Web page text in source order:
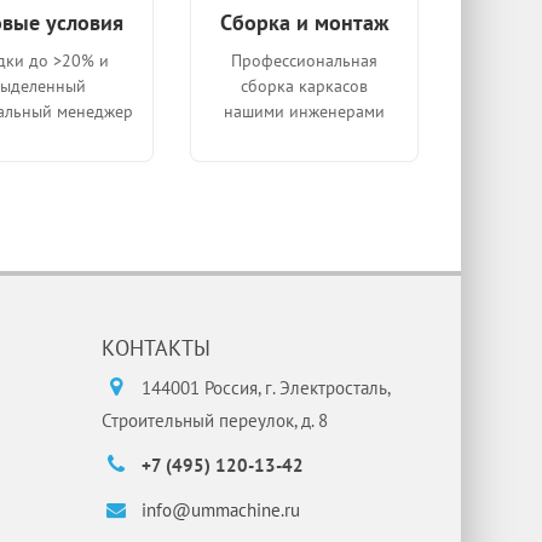
условия
до >20% и
менеджер
Сборка и монтаж
Профессиональная
сборка каркасов
нашими инженерами
КОНТАКТЫ
144001 Россия, г. Электросталь,
Строительный переулок, д. 8
+7 (495) 120-13-42
info@ummachine.ru